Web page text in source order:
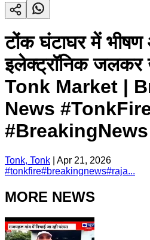
टोंक घंटाघर में
इलेक्ट्रॉनिक
Tonk Market |
News
Tonk, Tonk
Apr 21, 2026
#tonkfire#breakingnews#raja...
MORE NEWS